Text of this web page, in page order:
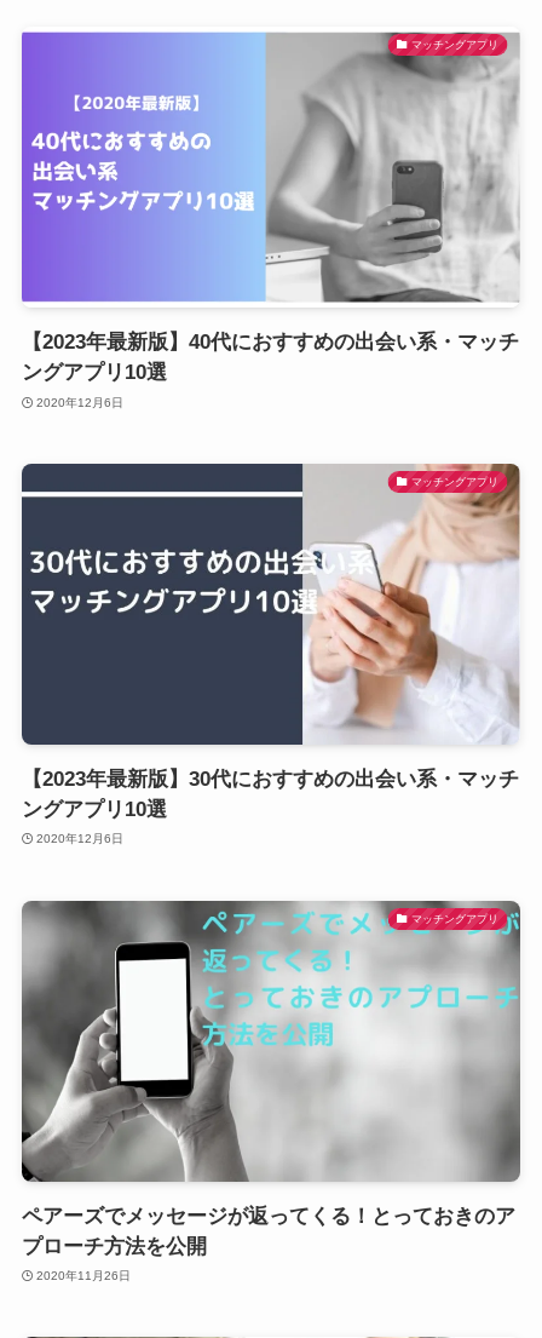
マッチングアプリ
【2023年最新版】40代におすすめの出会い系・マッチ
ングアプリ10選
2020年12月6日
マッチングアプリ
【2023年最新版】30代におすすめの出会い系・マッチ
ングアプリ10選
2020年12月6日
マッチングアプリ
ペアーズでメッセージが返ってくる！とっておきのア
プローチ方法を公開
2020年11月26日